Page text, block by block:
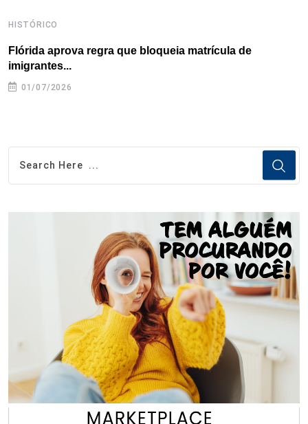
HISTÓRICO
Flórida aprova regra que bloqueia matrícula de
imigrantes...
01/07/2026